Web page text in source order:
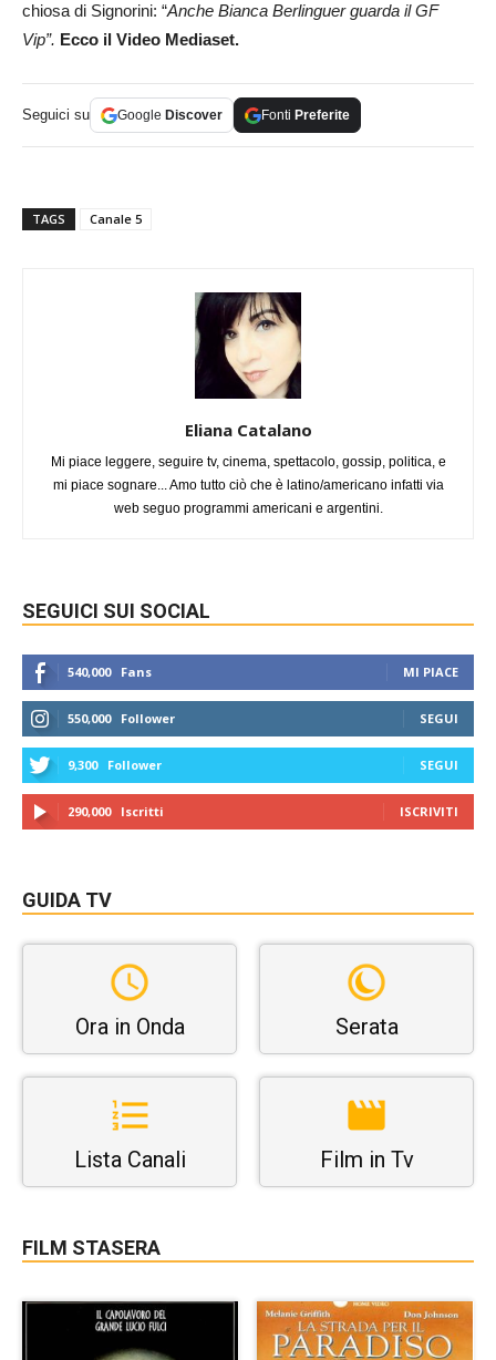
chiosa di Signorini: “Anche Bianca Berlinguer guarda il GF
Vip”. Ecco il Video Mediaset.
Seguici su Google Discover Fonti Preferite
TAGS Canale 5
Eliana Catalano
Mi piace leggere, seguire tv, cinema, spettacolo, gossip, politica, e
mi piace sognare... Amo tutto ciò che è latino/americano infatti via
web seguo programmi americani e argentini.
SEGUICI SUI SOCIAL
540,000 Fans MI PIACE
550,000 Follower SEGUI
9,300 Follower SEGUI
290,000 Iscritti ISCRIVITI
GUIDA TV
Ora in Onda Serata
Lista Canali Film in Tv
FILM STASERA